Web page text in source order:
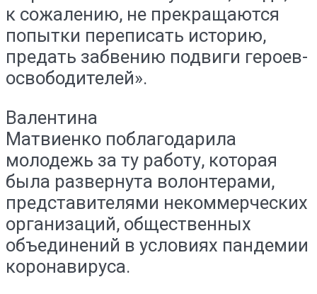
к сожалению, не прекращаются
попытки переписать историю,
предать забвению подвиги героев-
освободителей».
Валентина
Матвиенко поблагодарила
молодежь за ту работу, которая
была развернута волонтерами,
представителями некоммерческих
организаций, общественных
объединений в условиях пандемии
коронавируса.